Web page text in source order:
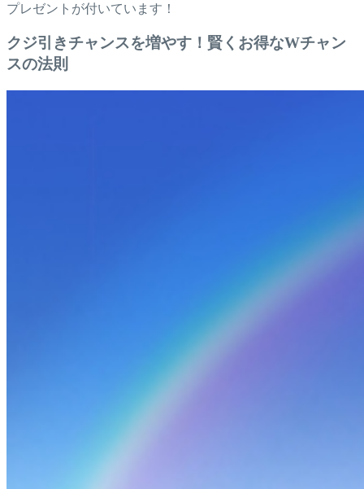
プレゼントが付いています！
クジ引きチャンスを増やす！賢くお得なWチャン
スの法則